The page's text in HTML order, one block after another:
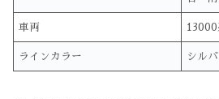
車両 13000
ラインカラー シル